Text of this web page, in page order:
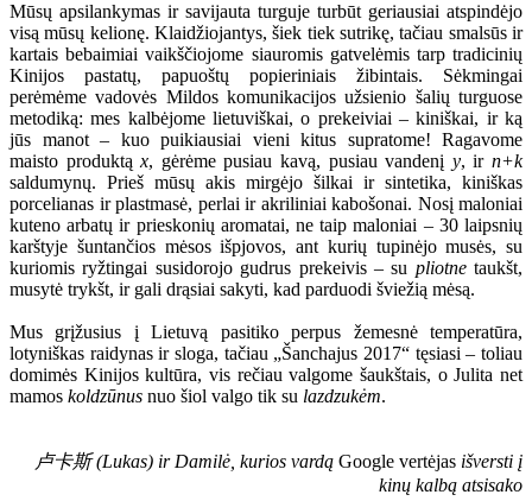
Mūsų apsilankymas ir savijauta turguje turbūt geriausiai atspindėjo
visą mūsų kelionę. Klaidžiojantys, šiek tiek sutrikę, tačiau smalsūs ir
kartais bebaimiai vaikščiojome siauromis gatvelėmis tarp tradicinių
Kinijos pastatų, papuoštų popieriniais žibintais. Sėkmingai
perėmėme vadovės Mildos komunikacijos užsienio šalių turguose
metodiką: mes kalbėjome lietuviškai, o prekeiviai – kiniškai, ir ką
jūs manot – kuo puikiausiai vieni kitus supratome! Ragavome
maisto produktąx, gėrėme pusiau kavą, pusiau vandenį y, irn+k
saldumynų. Prieš mūsų akis mirgėjo šilkai ir sintetika, kiniškas
porcelianas ir plastmasė, perlai ir akriliniai kabošonai. Nosį maloniai
kuteno arbatų ir prieskonių aromatai, ne taip maloniai – 30 laipsnių
karštyje šuntančios mėsos išpjovos, ant kurių tupinėjo musės, su
kuriomis ryžtingai susidorojo gudrus prekeivis – su pliotnetaukšt,
musytė trykšt, ir gali drąsiai sakyti, kad parduodi šviežią mėsą.
Mus grįžusius į Lietuvą pasitiko perpus žemesnė temperatūra,
lotyniškas raidynas ir sloga, tačiau „Šanchajus 2017“ tęsiasi – toliau
domimės Kinijos kultūra, vis rečiau valgome šaukštais, o Julita net
mamos koldzūnus nuo šiol valgo tik su lazdzukėm.
卢卡斯 (Lukas) ir Damilė, kurios vardą Google vertėjas išversti į
kinų kalbą atsisako